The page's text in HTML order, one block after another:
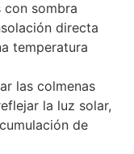
con sombra
directa
temperatura
las colmenas
la luz solar,
de